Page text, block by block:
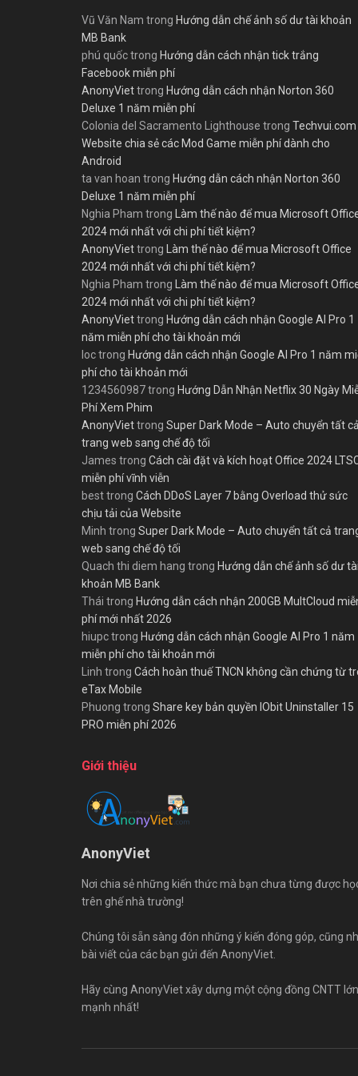
Vũ Văn Nam trong Hướng dẫn chế ảnh số dư tài khoản
MB Bank
phú quốctrong Hướng dẫn cách nhận tick trắng
Facebook miễn phí
AnonyViettrong Hướng dẫn cách nhận Norton 360
Deluxe 1 năm miễn phí
Colonia del Sacramento Lighthouse trong Techvui.com
Website chia sẻ các Mod Game miễn phí dành cho
Android
ta van hoan trong Hướng dẫn cách nhận Norton 360
Deluxe 1 năm miễn phí
Nghia Pham trong Làm thế nào để mua Microsoft
2024 mới nhất với chi phí tiết kiệm?
AnonyViettrong Làm thế nào để mua Microsoft Office
2024 mới nhất với chi phí tiết kiệm?
Nghia Pham trong Làm thế nào để mua Microsoft
2024 mới nhất với chi phí tiết kiệm?
AnonyViettrong Hướng dẫn cách nhận Google AI Pro 1
năm miễn phí cho tài khoản mới
loctrong Hướng dẫn cách nhận Google AI Pro 1 năm
phí cho tài khoản mới
1234560987trong Hướng Dẫn Nhận Netflix 30 Ngày
Phí Xem Phim
AnonyViettrong Super Dark Mode – Auto chuyển tất cả
trang web sang chế độ tối
James trong Cách cài đặt và kích hoạt Office 2024
miễn phí vĩnh viễn
besttrong Cách DDoS Layer 7 bằng Overload thử sức
chịu tải của Website
Minh trong Super Dark Mode – Auto chuyển tất cả
web sang chế độ tối
Quach thi diem hang trong Hướng dẫn chế ảnh số dư tài
khoản MB Bank
Thái trong Hướng dẫn cách nhận 200GB MultCloud
phí mới nhất 2026
hiupctrong Hướng dẫn cách nhận Google AI Pro 1 năm
miễn phí cho tài khoản mới
Linh trong Cách hoàn thuế TNCN không cần chứng từ
eTax Mobile
Phuong trong Share key bản quyền IObit Uninstaller 15
PRO miễn phí 2026
Giới thiệu
AnonyViet
Nơi chia sẻ những kiến thức mà bạn chưa từng được
trên ghế nhà trường!
Chúng tôi sẵn sàng đón những ý kiến đóng góp, cũng
bài viết của các bạn gửi đến AnonyViet.
Hãy cùng AnonyViet xây dựng một cộng đồng CNTT lớn
mạnh nhất!